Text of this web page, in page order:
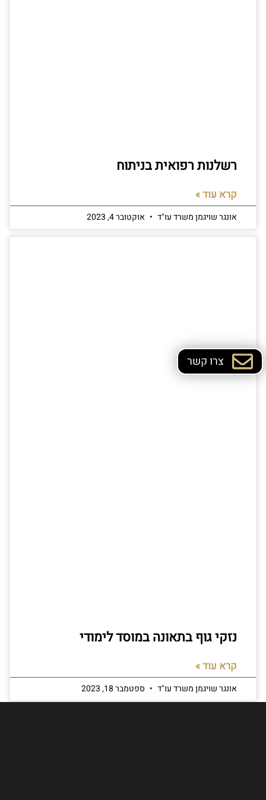
רשלנות רפואית בניתוח
קרא עוד »
אונגר שויגמן משרד עו"ד אוקטובר 4, 2023
נזקי גוף בתאונה במוסד לימודי
קרא עוד »
אונגר שויגמן משרד עו"ד ספטמבר 18, 2023
צרו קשר